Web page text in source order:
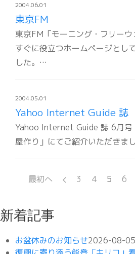
2004.06.01
東京FM
東京FM「モーニング・フリー
すぐに役立つホームページとし
した。…
2004.05.01
Yahoo Internet Guide 誌
Yahoo Internet Guide 誌 6月号
屋作り」にてご紹介いただきま
最初へ 3 4 5 6
新着記事
お盆休みのお知らせ2026-08-05